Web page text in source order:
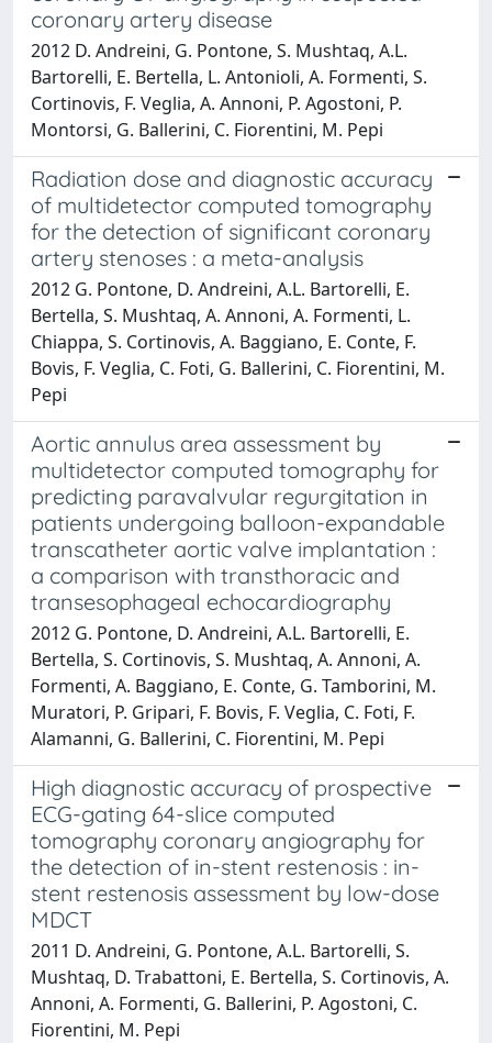
coronary artery disease
2012 D. Andreini, G. Pontone, S. Mushtaq, A.L.
Bartorelli, E. Bertella, L. Antonioli, A. Formenti, S.
Cortinovis, F. Veglia, A. Annoni, P. Agostoni, P.
Montorsi, G. Ballerini, C. Fiorentini, M. Pepi
Radiation dose and diagnostic accuracy
of multidetector computed tomography
for the detection of significant coronary
artery stenoses : a meta-analysis
2012 G. Pontone, D. Andreini, A.L. Bartorelli, E.
Bertella, S. Mushtaq, A. Annoni, A. Formenti, L.
Chiappa, S. Cortinovis, A. Baggiano, E. Conte, F.
Bovis, F. Veglia, C. Foti, G. Ballerini, C. Fiorentini, M.
Pepi
Aortic annulus area assessment by
multidetector computed tomography for
predicting paravalvular regurgitation in
patients undergoing balloon-expandable
transcatheter aortic valve implantation :
a comparison with transthoracic and
transesophageal echocardiography
2012 G. Pontone, D. Andreini, A.L. Bartorelli, E.
Bertella, S. Cortinovis, S. Mushtaq, A. Annoni, A.
Formenti, A. Baggiano, E. Conte, G. Tamborini, M.
Muratori, P. Gripari, F. Bovis, F. Veglia, C. Foti, F.
Alamanni, G. Ballerini, C. Fiorentini, M. Pepi
High diagnostic accuracy of prospective
ECG-gating 64-slice computed
tomography coronary angiography for
the detection of in-stent restenosis : in-
stent restenosis assessment by low-dose
MDCT
2011 D. Andreini, G. Pontone, A.L. Bartorelli, S.
Mushtaq, D. Trabattoni, E. Bertella, S. Cortinovis, A.
Annoni, A. Formenti, G. Ballerini, P. Agostoni, C.
Fiorentini, M. Pepi